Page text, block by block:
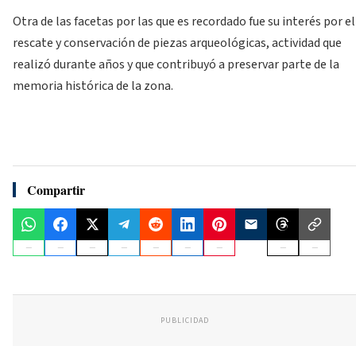
Otra de las facetas por las que es recordado fue su interés por el
rescate y conservación de piezas arqueológicas, actividad que
realizó durante años y que contribuyó a preservar parte de la
memoria histórica de la zona.
Compartir
PUBLICIDAD